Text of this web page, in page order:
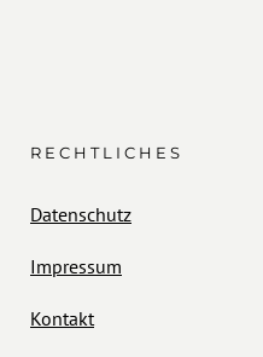
RECHTLICHES
Datenschutz
Impressum
Kontakt